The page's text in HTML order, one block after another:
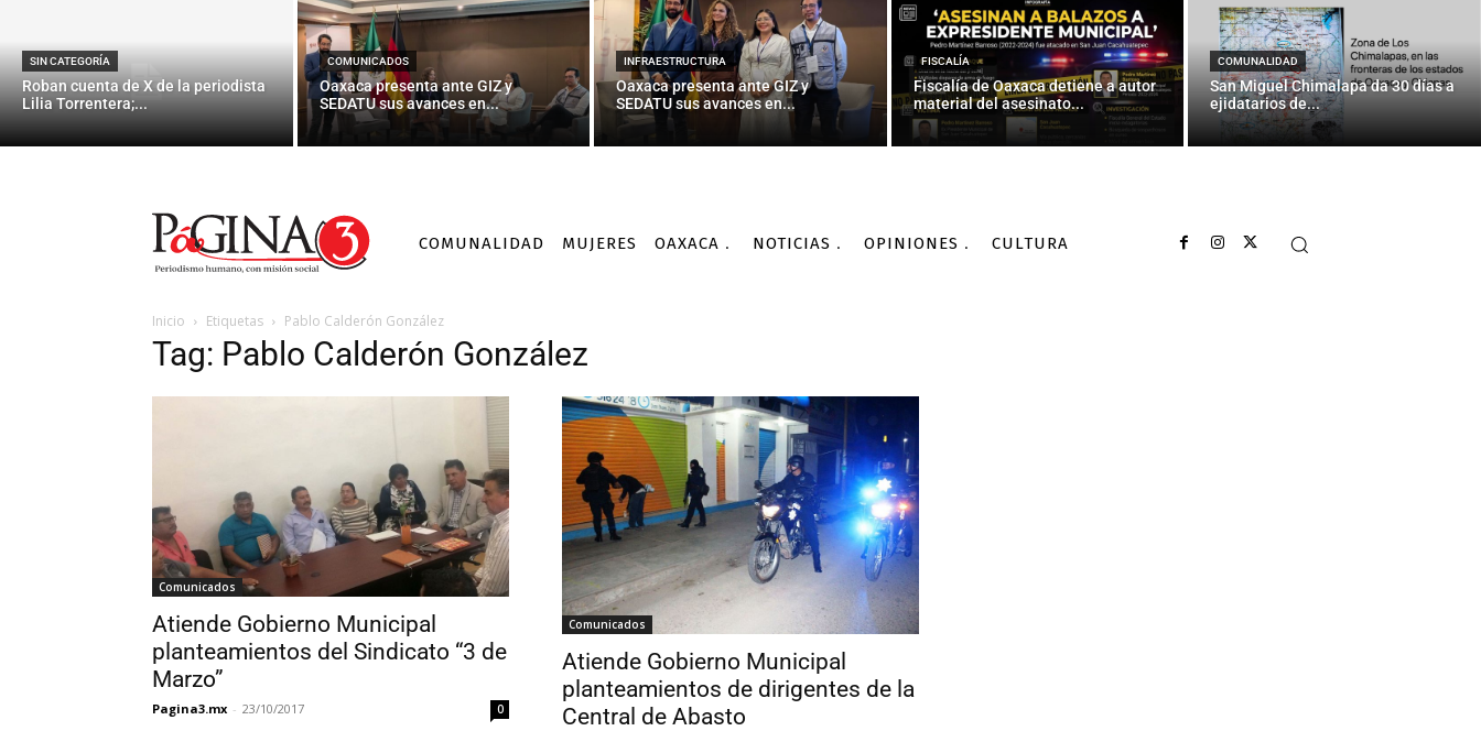
SIN CATEGORÍA
Roban cuenta de X de la periodista
Lilia Torrentera;...
COMUNICADOS
Oaxaca presenta ante GIZ y
SEDATU sus avances en...
INFRAESTRUCTURA
Oaxaca presenta ante GIZ y
SEDATU sus avances en...
FISCALÍA
Fiscalía de Oaxaca detiene a autor
material del asesinato...
COMUNALIDAD
San Miguel Chimalapa da 30 días a
ejidatarios de...
COMUNALIDAD MUJERES OAXACA NOTICIAS OPINIONES CULTURA
Inicio Etiquetas Pablo Calderón González
Tag: Pablo Calderón González
Comunicados
Atiende Gobierno Municipal
planteamientos del Sindicato “3 de
Marzo”
Pagina3.mx - 23/10/2017 0
Comunicados
Atiende Gobierno Municipal
planteamientos de dirigentes de la
Central de Abasto